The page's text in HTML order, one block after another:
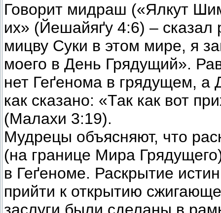
Говорит мидраш («Ялкут
их» (Йешайяґу 4:6) –
мицву Суки в этом мире, я
моего в День Грядущий».
нет Геґенома в грядущем, а
как сказано: «Так как вот
(Малахи 3:19).
Мудрецы объясняют, что
(на границе Мира
в Геґеноме. Раскрытие
прийти к открытию